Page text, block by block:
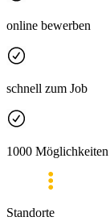
online bewerben
schnell zum Job
1000 Möglichkeiten
Standorte